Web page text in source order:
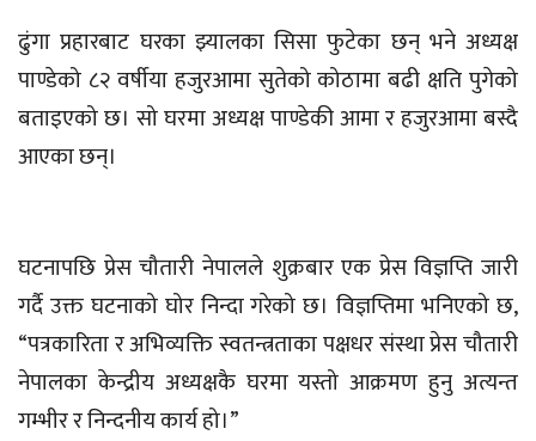
ढुंगा प्रहारबाट घरका झ्यालका सिसा फुटेका छन् भने अध्यक्ष
पाण्डेको ८२ वर्षीया हजुरआमा सुतेको कोठामा बढी क्षति पुगेको
बताइएको छ। सो घरमा अध्यक्ष पाण्डेकी आमा र हजुरआमा बस्दै
आएका छन्।
घटनापछि प्रेस चौतारी नेपालले शुक्रबार एक प्रेस विज्ञप्ति जारी
गर्दै उक्त घटनाको घोर निन्दा गरेको छ। विज्ञप्तिमा भनिएको छ,
“पत्रकारिता र अभिव्यक्ति स्वतन्त्रताका पक्षधर संस्था प्रेस चौतारी
नेपालका केन्द्रीय अध्यक्षकै घरमा यस्तो आक्रमण हुनु अत्यन्त
गम्भीर र निन्दनीय कार्य हो।”